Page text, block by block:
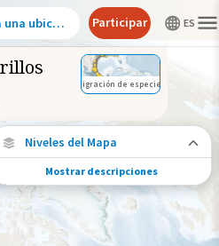
Migración de especies
Niveles del Mapa
Conexiones de especies
Elija cualquier ubicación en el mapa para
ver dónde más se han vuelto a encontrar
aves marcadas de esta especie.
Mostrar descripciones
una ubicación Participar